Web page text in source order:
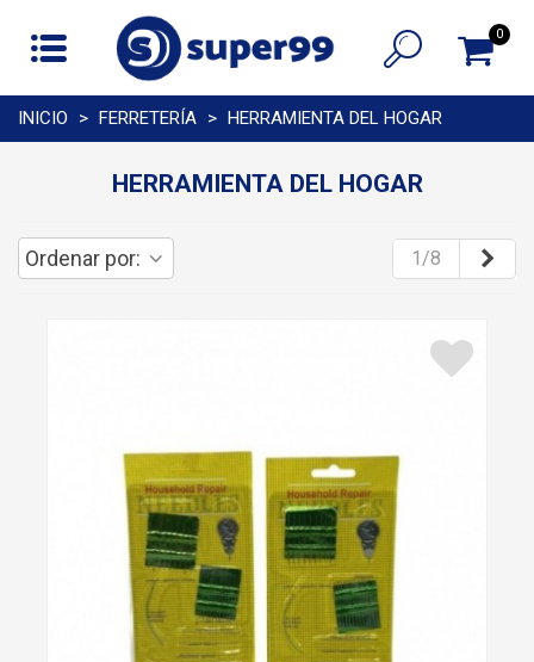
0
INICIO > FERRETERÍA > HERRAMIENTA DEL HOGAR
HERRAMIENTA DEL HOGAR
Ordenar por: 1/8